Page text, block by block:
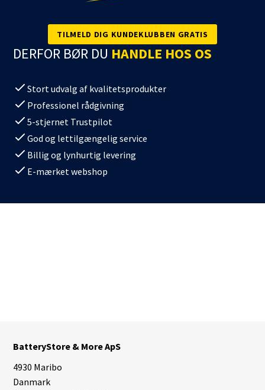
TILMELD DIG KUNDEKLUBBEN GRATIS
DERFOR BØR DU HANDLE HOS OS
Stort udvalg af kvalitetsprodukter
Professionel rådgivning
5-stjernet Trustpilot
God og lettilgængelig service
Billig og lynhurtig levering
E-mærket webshop
BatteryStore & More ApS
4930 Maribo
Danmark